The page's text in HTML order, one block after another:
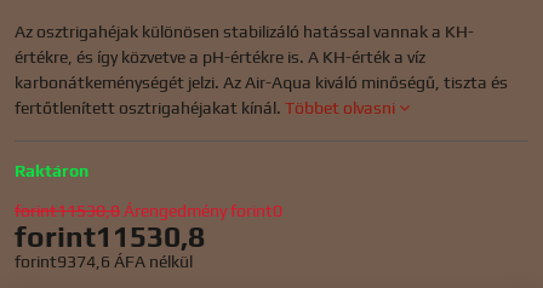
Az osztrigahéjak különösen stabilizáló hatással vannak a KH-
értékre, és így közvetve a pH-értékre is. A KH-érték a víz
karbonátkeménységét jelzi. Az Air-Aqua kiváló minőségű, tiszta és
fertőtlenített osztrigahéjakat kínál. Többet olvasni
Raktáron
forint11530,8 Árengedményforint0
forint11530,8
forint9374,6 ÁFA nélkül